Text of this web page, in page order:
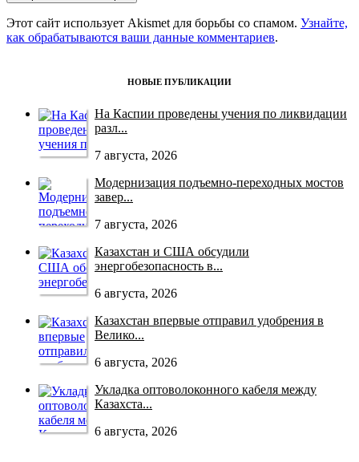
Этот сайт использует Akismet для борьбы со спамом. Узнайте,
как обрабатываются ваши данные комментариев.
НОВЫЕ ПУБЛИКАЦИИ
На Каспии проведены учения по ликвидации
разл...
7 августа, 2026
Модернизация подъемно-переходных мостов
завер...
7 августа, 2026
Казахстан и США обсудили
энергобезопасность в...
6 августа, 2026
Казахстан впервые отправил удобрения в
Велико...
6 августа, 2026
Укладка оптоволоконного кабеля между
Казахста...
6 августа, 2026